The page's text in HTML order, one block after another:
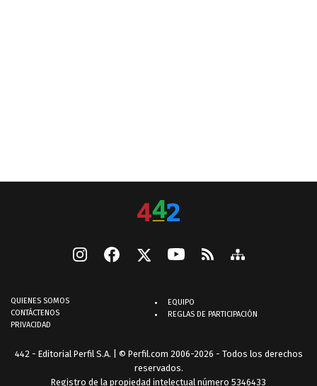
QUIENES SOMOS
CONTÁCTENOS
PRIVACIDAD
EQUIPO
REGLAS DE PARTICIPACIÓN
442 - Editorial Perfil S.A. | © Perfil.com 2006-2026 - Todos los derechos
reservados.
Registro de la propiedad intelectual número 5346433